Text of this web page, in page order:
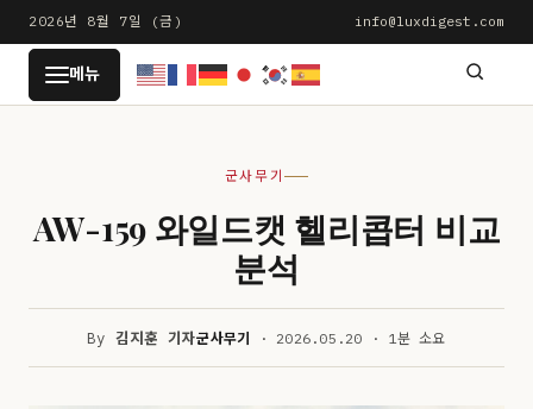
문
로
2026년 8월 7일 (금) info@luxdigest.com
LUXDIGEST
메뉴
군사무기
AW-159 와일드캣 헬리콥터 비교
분석
By김지훈 기자군사무기 · 2026.05.20 · 1분 소요